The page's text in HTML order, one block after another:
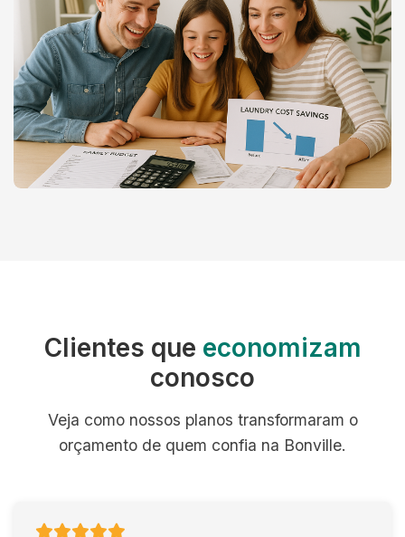
Clientes que economizam
conosco
Veja como nossos planos transformaram o
orçamento de quem confia na Bonville.